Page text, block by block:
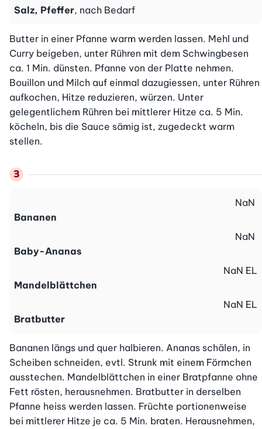
Salz, Pfeffer, nach Bedarf
Butter in einer Pfanne warm werden lassen. Mehl und
Curry beigeben, unter Rühren mit dem Schwingbesen
ca. 1 Min. dünsten. Pfanne von der Platte nehmen.
Bouillon und Milch auf einmal dazugiessen, unter Rühren
aufkochen, Hitze reduzieren, würzen. Unter
gelegentlichem Rühren bei mittlerer Hitze ca. 5 Min.
köcheln, bis die Sauce sämig ist, zugedeckt warm
stellen.
Bananen
NaN
Baby-Ananas
NaN
Mandelblättchen
NaN EL
Bratbutter
NaN EL
Bananen längs und quer halbieren. Ananas schälen, in
Scheiben schneiden, evtl. Strunk mit einem Förmchen
ausstechen. Mandelblättchen in einer Bratpfanne ohne
Fett rösten, herausnehmen. Bratbutter in derselben
Pfanne heiss werden lassen. Früchte portionenweise
bei mittlerer Hitze je ca. 5 Min. braten. Herausnehmen,